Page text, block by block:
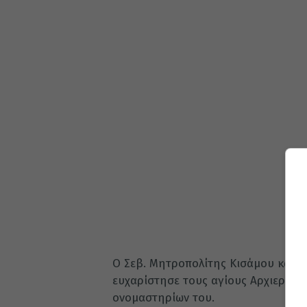
Ο Σεβ. Μητροπολίτης Κισάμου και
ευχαρίστησε τους αγίους
ονομαστηρίων του.